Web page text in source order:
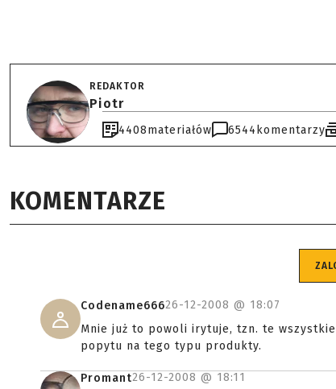
REDAKTOR
Piotr
4408materiałów 6544 komentarzy
KOMENTARZE
Codename66626-12-2008 @ 18:07
Mnie już to powoli irytuje, tzn. te
popytu na tego typu produkty.
Promant26-12-2008 @ 18:11